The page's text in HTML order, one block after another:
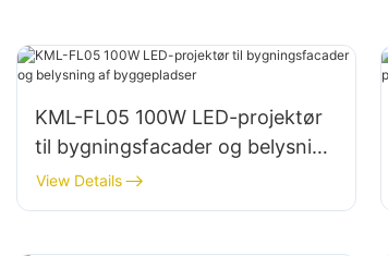
KML-FL05 100W LED-projektør
til bygningsfacader og belysning
af byggepladser
View Details